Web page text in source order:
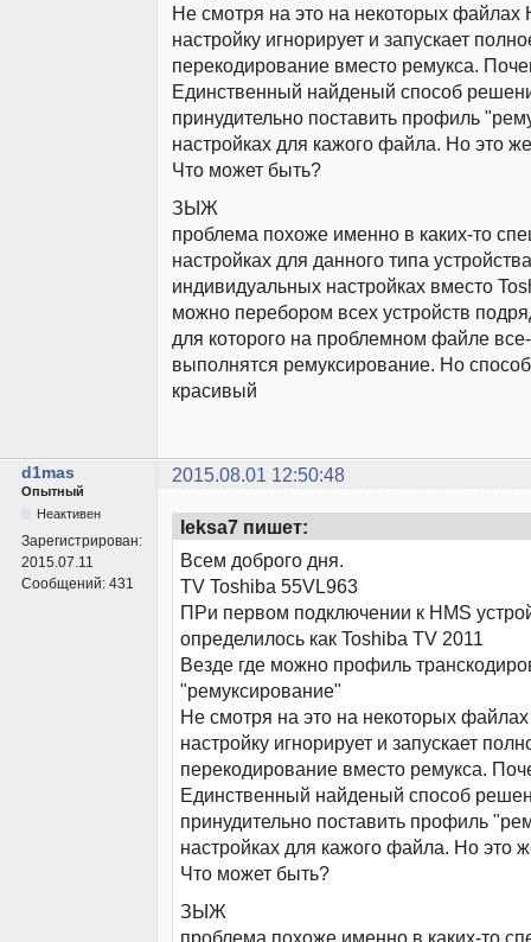
Не смотря на это на некоторых файлах
настройку игнорирует и запускает
перекодирование вместо ремукса.
Единственный найденый способ
принудительно поставить профиль
настройках для кажого файла. Но это
Что может быть?
ЗЫЖ
проблема похоже именно в каких-то
настройках для данного типа
индивидуальных настройках вместо
можно перебором всех устройств
для которого на проблемном файле все-
выполнятся ремуксирование. Но
красивый
d1mas 2015.08.01 12:50:48
Опытный
Неактивен
Зарегистрирован:
2015.07.11
Сообщений: 431
leksa7 пишет:
Всем доброго дня.
TV Toshiba 55VL963
ПРи первом подключении к HMS
определилось как Toshiba TV 2011
Везде где можно профиль
"ремуксирование"
Не смотря на это на некоторых файлах
настройку игнорирует и запускает
перекодирование вместо ремукса.
Единственный найденый способ
принудительно поставить профиль
настройках для кажого файла. Но это
Что может быть?
ЗЫЖ
проблема похоже именно в каких-то